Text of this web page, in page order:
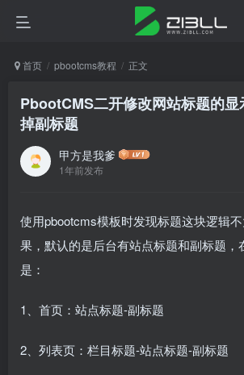
首页 pbootcms教程 正文
PbootCMS二开修改网站标题的
掉副标题
甲方是我爹
1年前发布
使用pbootcms模板时发现标题这块逻辑
果，默认的是后台有站点标题和副标题，
是：
1、首页：站点标题-副标题
2、列表页：栏目标题-站点标题-副标题